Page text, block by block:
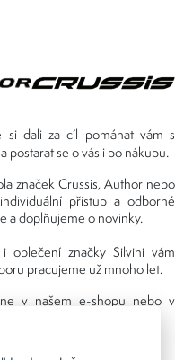
si dali za cíl pomáhat vám s
postarat se o vás i po nákupu.
značek Crussis, Author nebo
přístup a odborné
a doplňujeme o novinky.
oblečení značky Silvini vám
pracujeme už mnoho let.
v našem e-shopu nebo v
středisko) URAN.